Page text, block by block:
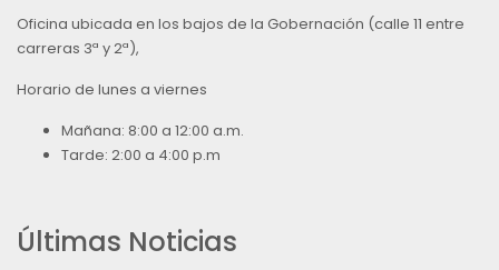
Oficina ubicada en los bajos de la Gobernación (calle 11 entre
carreras 3ª y 2ª),
Horario de lunes a viernes
Mañana: 8:00 a 12:00 a.m.
Tarde: 2:00 a 4:00 p.m
Últimas Noticias